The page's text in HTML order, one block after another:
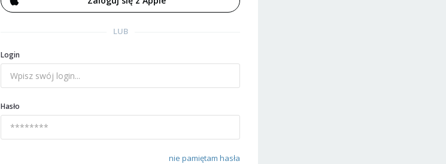
LUB
Login
Hasło
nie pamiętam hasła